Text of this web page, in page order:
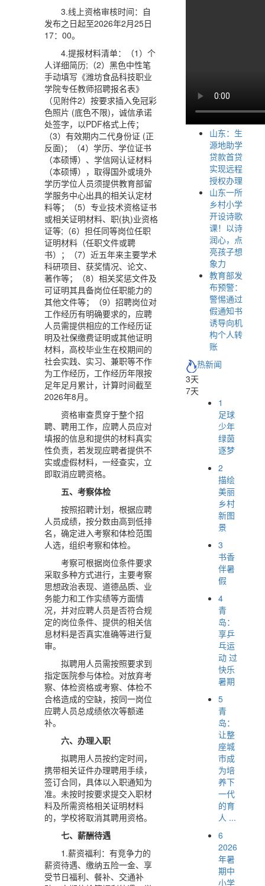
3.线上资格审核时间：自
发布之日起至2026年2月25日
17：00。
4.提报材料清单：（1）个
人详细简历;（2）黑色中性笔
手动填写《潍坊食品科技职业
学院专任教师招聘报名表》
（见附件2）按要求插入免冠彩
色照片 (底色不限)，诚信承诺
处签字，以PDF格式上传；
（3）有效期内二代身份证 (正
反面)；（4）学历、学位证书
（本硕博）、学信网认证材料
（本硕博），取得国外或境外
学历学位人员须提供教育部留
学服务中心出具的相关认定材
料等；（5）专业技术资格证书
或相关证明材料、职(执)业资格
证等;（6）担任同等岗位任职
证明材料（任职文件或聘
书）；（7）近五年来主要学术
科研项目、获奖情况、论文、
著作等；（8）相关奖惩文件及
可证明其具备岗位任职能力的
其他文件等；（9）招聘岗位对
工作经历有明确要求的，应聘
人员需提供相应的工作经历证
明及社保缴费证明或其他证明
材料，高校毕业生在校期间的
社会实践、实习、兼职等不作
为工作经历，工作经历年限按
足年足月累计，计算时间截至
2026年8月。
资格审查贯穿于整个招
聘、聘用工作，应聘人员应对
填报的信息和提供的材料真实
性负责，若发现应聘者提供不
实或虚假材料，一经查实，立
即取消应聘资格。
五、考察体检
按照招聘计划，根据应聘
人员成绩，按分数由高到低排
名，确定进入考察和体检范围
人选，组织考察和体检。
考察可根据岗位条件要求
采取多种方式进行，主要考察
思想政治表现、道德品质、业
务能力和工作实绩等方面情
况，并对应聘人员是否符合规
定的岗位条件、提供的相关信
息材料是否真实准确等进行复
审。
拟聘用人员需按照要求到
指定医院参与体检。对放弃考
察、体检资格或考察、体检不
合格造成的空缺，按同一岗位
应聘人员总成绩依次等额递
补。
六、办理入职
拟聘用人员按约定时间，
携带相关证件办理聘用手续，
签订合同，具体以入职通知为
准。未按时按要求提交入职材
料及所需资格相关证明材料
的，学校将取消其聘用资格。
七、薪酬待遇
1.薪资福利：有竞争力的
薪资待遇、缴纳五险一金、享
受节日福利、餐补、交通补
山东：生
源地助学
贷款首贷
实现远程
授权办理
山东一所
乡村小学
开设诗歌
课！以诗
润心，点
亮孩子想
象力
教育部发
布预警：
警惕通过
假通知书
诱导向机
构个人转
账
热新闻
3天
7天
1
足球
少年
绿茵
逐梦
2
描绘
美丽
乡村
新图
景
3
书香
伴暑
假
4
青
岛：
享乒
乓运
动 过
快乐
暑期
5
青
岛：
让整
座城
市成
为培
养下
一代
的育
人 ...
6
2026
年暑
期中
小学